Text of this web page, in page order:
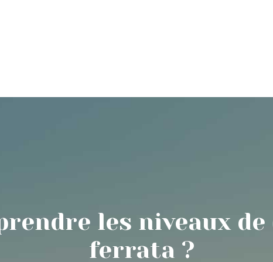
les niveaux
ferrata ?